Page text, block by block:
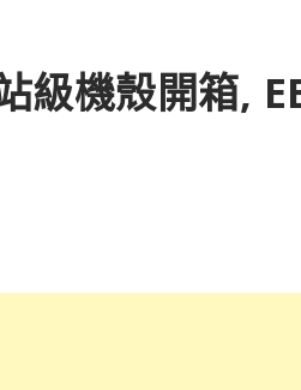
級機殼開箱,